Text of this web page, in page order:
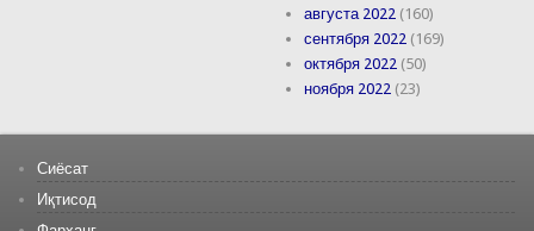
августа 2022 (160)
сентября 2022 (169)
октября 2022 (50)
ноября 2022 (23)
Сиёсат
Иқтисод